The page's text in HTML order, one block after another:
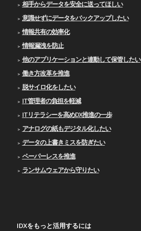
相手からデータを安全に送ってほしい
意識せずにデータをバックアップしたい
情報共有の効率化
情報漏洩を防止
他のアプリケーションと連動して保管したい
働き方改革を推進
脱サイロ化をしたい
IT管理者の負担を軽減
ITリテラシーを高めDX推進の一歩
アナログの紙もデジタル化したい
データの上書きミスを防ぎたい
ペーパーレスを推進
ランサムウェアから守りたい
IDXをもっと活用するには